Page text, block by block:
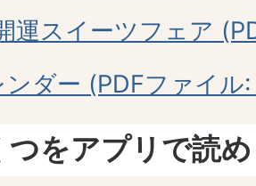
運スイーツフェア
ンダー (PDFファイル
つをアプリで読